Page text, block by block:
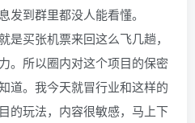
发到群里都没人能看懂。
是买张机票来回这么飞几趟，
。所以圈内对这个项目的保密
道。我今天就冒行业和这样的
的玩法，内容很敏感，马上下